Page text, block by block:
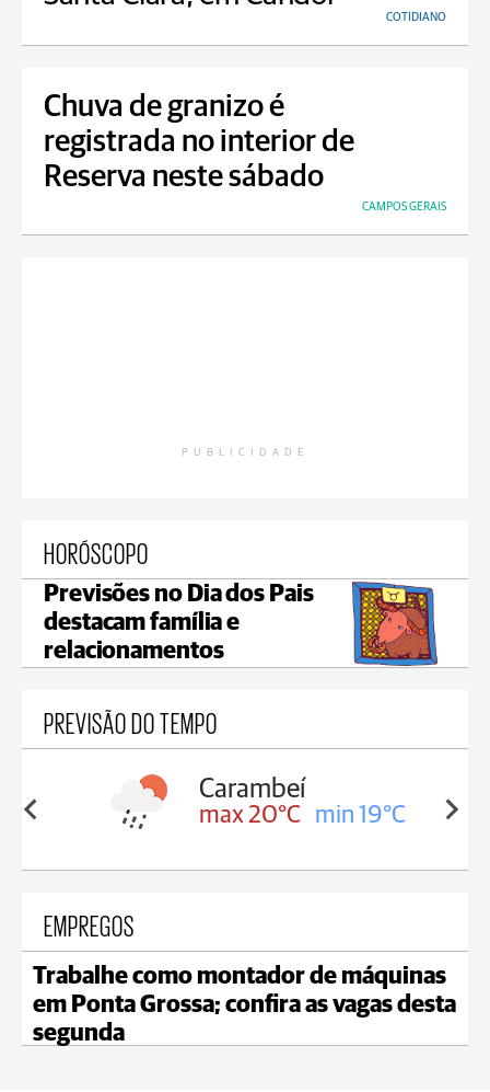
COTIDIANO
Chuva de granizo é
registrada no interior de
Reserva neste sábado
CAMPOS GERAIS
PUBLICIDADE
HORÓSCOPO
Previsões no Dia dos Pais
destacam família e
relacionamentos
PREVISÃO DO TEMPO
19°C
Carambeí
max 20°C min 19°C
EMPREGOS
Trabalhe como montador de máquinas
em Ponta Grossa; confira as vagas desta
segunda